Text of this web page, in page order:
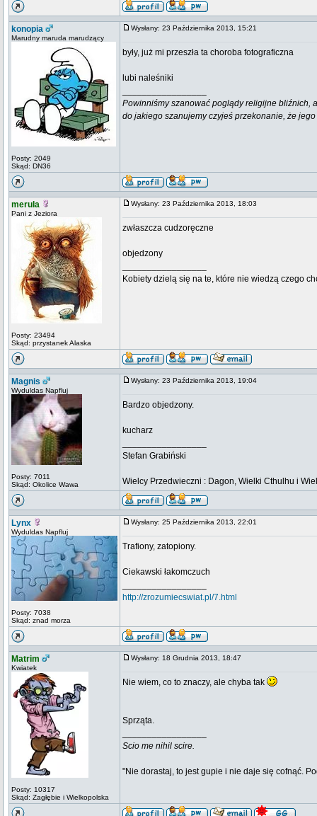
konopia
Marudny maruda marudzący
Posty: 2049
Skąd: DN36
Wysłany: 23 Października 2013, 15:21
były, już mi przeszła ta choroba fotograficzna
lubi naleśniki
Powinniśmy szanować poglądy religijne bliźnich,
do jakiego szanujemy czyjeś przekonanie, że
merula
Pani z Jeziora
Posty: 23494
Skąd: przystanek Alaska
Wysłany: 23 Października 2013, 18:03
zwłaszcza cudzoręczne
objedzony
Kobiety dzielą się na te, które nie wiedzą czego
Magnis
Wyduldas Napfluj
Posty: 7011
Skąd: Okolice Wawa
Wysłany: 23 Października 2013, 19:04
Bardzo objedzony.
kucharz
Stefan Grabiński
Wielcy Przedwieczni : Dagon, Wielki Cthulhu i
Lynx
Wyduldas Napfluj
Posty: 7038
Skąd: znad morza
Wysłany: 25 Października 2013, 22:01
Trafiony, zatopiony.
Ciekawski łakomczuch
http://zrozumiecswiat.pl/7.html
Matrim
Kwiatek
Posty: 10317
Skąd: Zagłębie i Wielkopolska
Wysłany: 18 Grudnia 2013, 18:47
Nie wiem, co to znaczy, ale chyba tak
Sprząta.
Scio me nihil scire.
"Nie dorastaj, to jest gupie i nie daje się cofnąć.